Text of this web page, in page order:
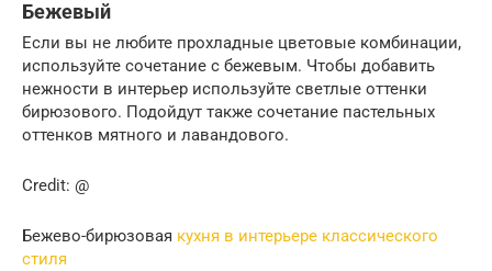
Бежевый
Если вы не любите прохладные цветовые комбинации,
используйте сочетание с бежевым. Чтобы добавить
нежности в интерьер используйте светлые оттенки
бирюзового. Подойдут также сочетание пастельных
оттенков мятного и лавандового.
Credit: @
Бежево-бирюзовая кухня в интерьере классического
стиля